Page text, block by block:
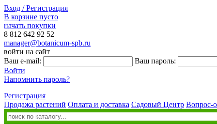
Вход / Регистрация
В корзине пусто
начать покупки
8 812 642 92 52
manager@botanicum-spb.ru
войти на сайт
Ваш e-mail:
Ваш пароль:
Войти
Напомнить пароль?
Регистрация
Продажа растений Оплата и доставка Садовый Центр Вопрос-